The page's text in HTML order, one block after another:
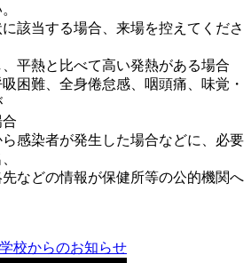
る場合、来場を控えてくださ
比べて高い発熱がある場合
身倦怠感、咽頭痛、味覚・
が発生した場合などに、必要
情報が保健所等の公的機関へ
学校からのお知らせ